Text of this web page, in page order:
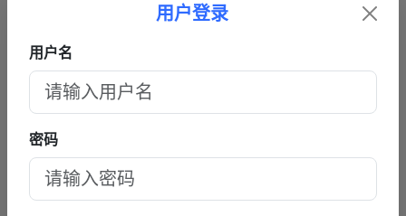
主当网红,10分钟3次骚扰,被女老板一巴掌扇飞眼镜！
被逼婚后遭到强奸 年仅15岁的她在绝望中生下了孩子 长期SM
暴力虐待囚禁
4从抚仙湖梦碎到过往风波：黑料明星华晨宇事件复盘，流量与
责任的双重必修课
5 每日轻松一刻4月23日:往阴道里塞辣椒,性瘾者强奸外卖小哥.
6劲爆大瓜抖音福利姬巨乳女神乔乔子百万粉丝极品尤物身材纤
细巨乳傲人最新一对一高价付费福利兄弟们快来感受榜一大哥
的快乐体验
用户登录
用户名
密码